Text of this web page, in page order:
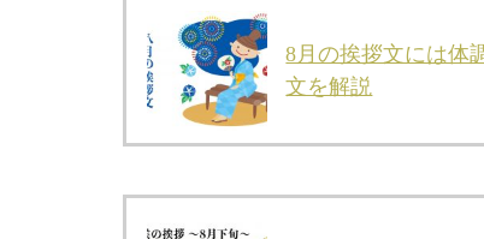
8月の挨拶文には体
文を解説